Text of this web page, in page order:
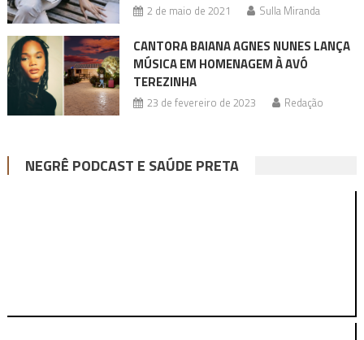
2 de maio de 2021 Sulla Miranda
CANTORA BAIANA AGNES NUNES LANÇA
MÚSICA EM HOMENAGEM À AVÓ
TEREZINHA
23 de fevereiro de 2023 Redação
NEGRÊ PODCAST E SAÚDE PRETA